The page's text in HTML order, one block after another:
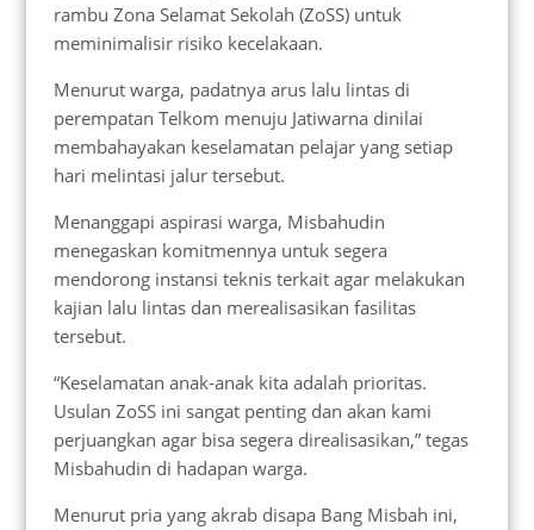
rambu Zona Selamat Sekolah (ZoSS) untuk
meminimalisir risiko kecelakaan.
Menurut warga, padatnya arus lalu lintas di
perempatan Telkom menuju Jatiwarna dinilai
membahayakan keselamatan pelajar yang setiap
hari melintasi jalur tersebut.
Menanggapi aspirasi warga, Misbahudin
menegaskan komitmennya untuk segera
mendorong instansi teknis terkait agar melakukan
kajian lalu lintas dan merealisasikan fasilitas
tersebut.
“Keselamatan anak-anak kita adalah prioritas.
Usulan ZoSS ini sangat penting dan akan kami
perjuangkan agar bisa segera direalisasikan,” tegas
Misbahudin di hadapan warga.
Menurut pria yang akrab disapa Bang Misbah ini,